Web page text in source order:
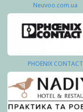
Neuvoo.com.ua
PHOENIX CONTACT